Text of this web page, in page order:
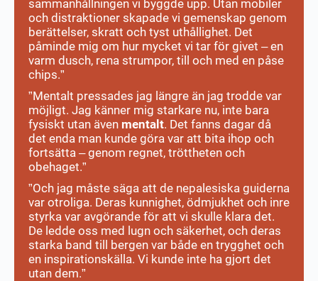
sammanhållningen vi byggde upp. Utan mobiler
och distraktioner skapade vi gemenskap genom
berättelser, skratt och tyst uthållighet. Det
påminde mig om hur mycket vi tar för givet – en
varm dusch, rena strumpor, till och med en påse
chips.”
”Mentalt pressades jag längre än jag trodde var
möjligt. Jag känner mig starkare nu, inte bara
fysiskt utan även mentalt. Det fanns dagar då
det enda man kunde göra var att bita ihop och
fortsätta – genom regnet, tröttheten och
obehaget.”
”Och jag måste säga att de nepalesiska guiderna
var otroliga. Deras kunnighet, ödmjukhet och inre
styrka var avgörande för att vi skulle klara det.
De ledde oss med lugn och säkerhet, och deras
starka band till bergen var både en trygghet och
en inspirationskälla. Vi kunde inte ha gjort det
utan dem.”